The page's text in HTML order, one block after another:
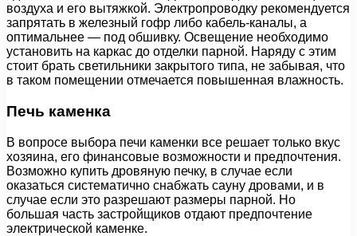
воздуха и его вытяжкой. Электропроводку рекомендуется
запрятать в железный гофр либо кабель-каналы, а
оптимальнее — под обшивку. Освещение необходимо
установить на каркас до отделки парной. Наряду с этим
стоит брать светильники закрытого типа, не забывая, что
в таком помещении отмечается повышенная влажность.
Печь каменка
В вопросе выбора печи каменки все решает только вкус
хозяина, его финансовые возможности и предпочтения.
Возможно купить дровяную печку, в случае если
оказаться систематично снабжать сауну дровами, и в
случае если это разрешают размеры парной. Но
большая часть застройщиков отдают предпочтение
электрической каменке.